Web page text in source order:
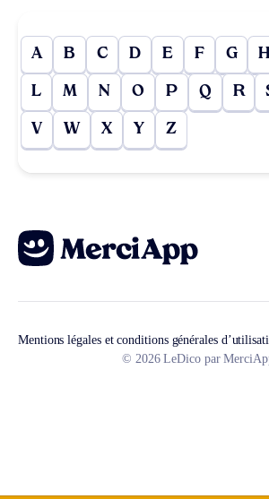
A B C D E F G H
L M N O P Q R
V W X Y Z
Mentions légales et conditions générales
© 2026 LeDico par